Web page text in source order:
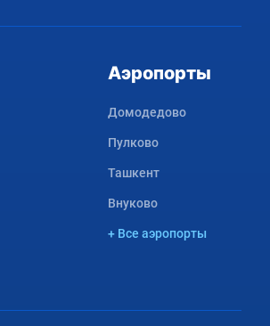
Аэропорты
Домодедово
Пулково
Ташкент
Внуково
+ Все аэропорты